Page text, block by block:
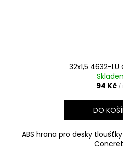
32x1,5 4632-
94 Kč /
DO
ABS hrana pro desky